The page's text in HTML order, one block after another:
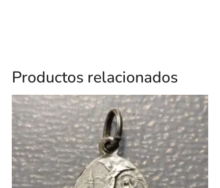
Productos relacionados